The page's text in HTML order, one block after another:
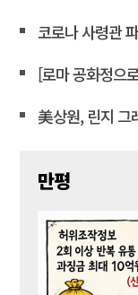
코로나 사령관 파
[로마 공화정으로 보는 대
美상원, 린지 그
만평